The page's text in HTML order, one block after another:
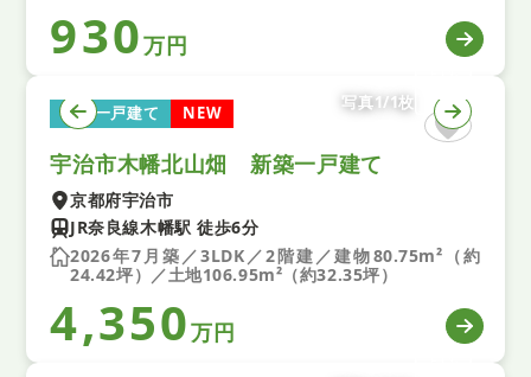
930万円
新築一戸建て NEW
写真1/1枚
宇治市木幡北山畑 新築一戸建て
京都府宇治市
JR奈良線木幡駅 徒歩6分
2026年7月築／3LDK／2階建／建物80.75m²（約
24.42坪）／土地106.95m²（約32.35坪）
4,350万円